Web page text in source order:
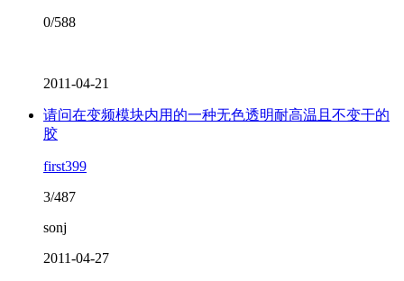
0/588
2011-04-21
请问在变频模块内用的一种无色透明耐高温且不变干的
胶
first399
3/487
sonj
2011-04-27